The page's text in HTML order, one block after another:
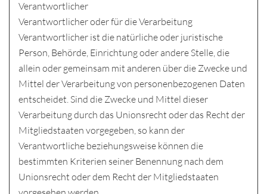
Verantwortlicher
Verantwortlicher oder für die Verarbeitung
Verantwortlicher ist die natürliche oder juristische
Person, Behörde, Einrichtung oder andere Stelle, die
allein oder gemeinsam mit anderen über die Zwecke und
Mittel der Verarbeitung von personenbezogenen Daten
entscheidet. Sind die Zwecke und Mittel dieser
Verarbeitung durch das Unionsrecht oder das Recht der
Mitgliedstaaten vorgegeben, so kann der
Verantwortliche beziehungsweise können die
bestimmten Kriterien seiner Benennung nach dem
Unionsrecht oder dem Recht der Mitgliedstaaten